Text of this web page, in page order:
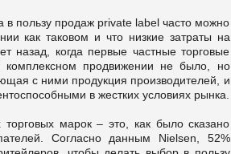
в пользу продаж private label часто можно
как таковом и что низкие затраты на
назад, когда первые частные торговые
комплексном продвижении не было, но
с ними продукция производителей, и
в жестких условиях рынка.
марок – это, как было сказано
Согласно данным Nielsen, 52%